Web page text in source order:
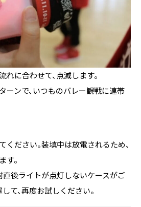
に合わせて、点滅します。
ーンで、いつものバレー観戦に連帯
ださい。装填中は放電されるため、
す。
後ライトが点灯しないケースがご
て、再度お試しください。